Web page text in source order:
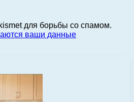
для борьбы со спамом.
ваши данные